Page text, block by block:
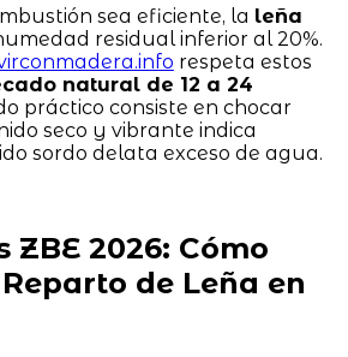
sea eficiente, la leña
residual inferior al 20%.
respeta estos
natural de 12 a 24
práctico consiste en chocar
seco y vibrante indica
sordo delata exceso de agua.
ZBE 2026: Cómo
de Leña en